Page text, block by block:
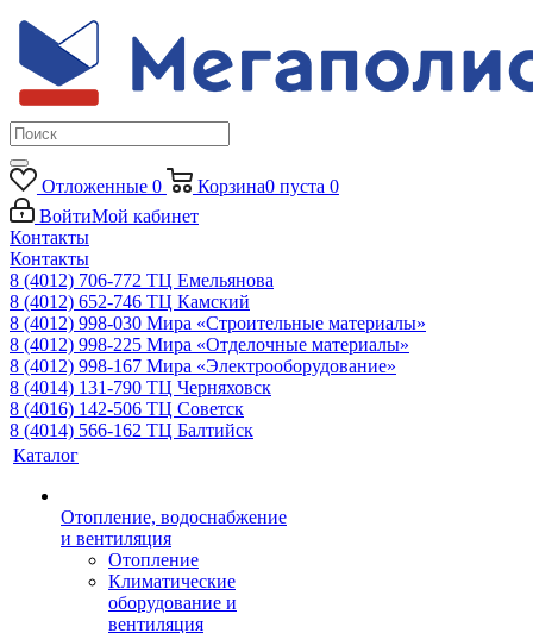
Отложенные 0 Корзина0 пуста 0
ВойтиМой кабинет
Контакты
Контакты
8 (4012) 706-772 ТЦ Емельянова
8 (4012) 652-746 ТЦ Камский
8 (4012) 998-030 Мира «Строительные материалы»
8 (4012) 998-225 Мира «Отделочные материалы»
8 (4012) 998-167 Мира «Электрооборудование»
8 (4014) 131-790 ТЦ Черняховск
8 (4016) 142-506 ТЦ Советск
8 (4014) 566-162 ТЦ Балтийск
Каталог
Отопление, водоснабжение
и вентиляция
Отопление
Климатические
оборудование и
вентиляция